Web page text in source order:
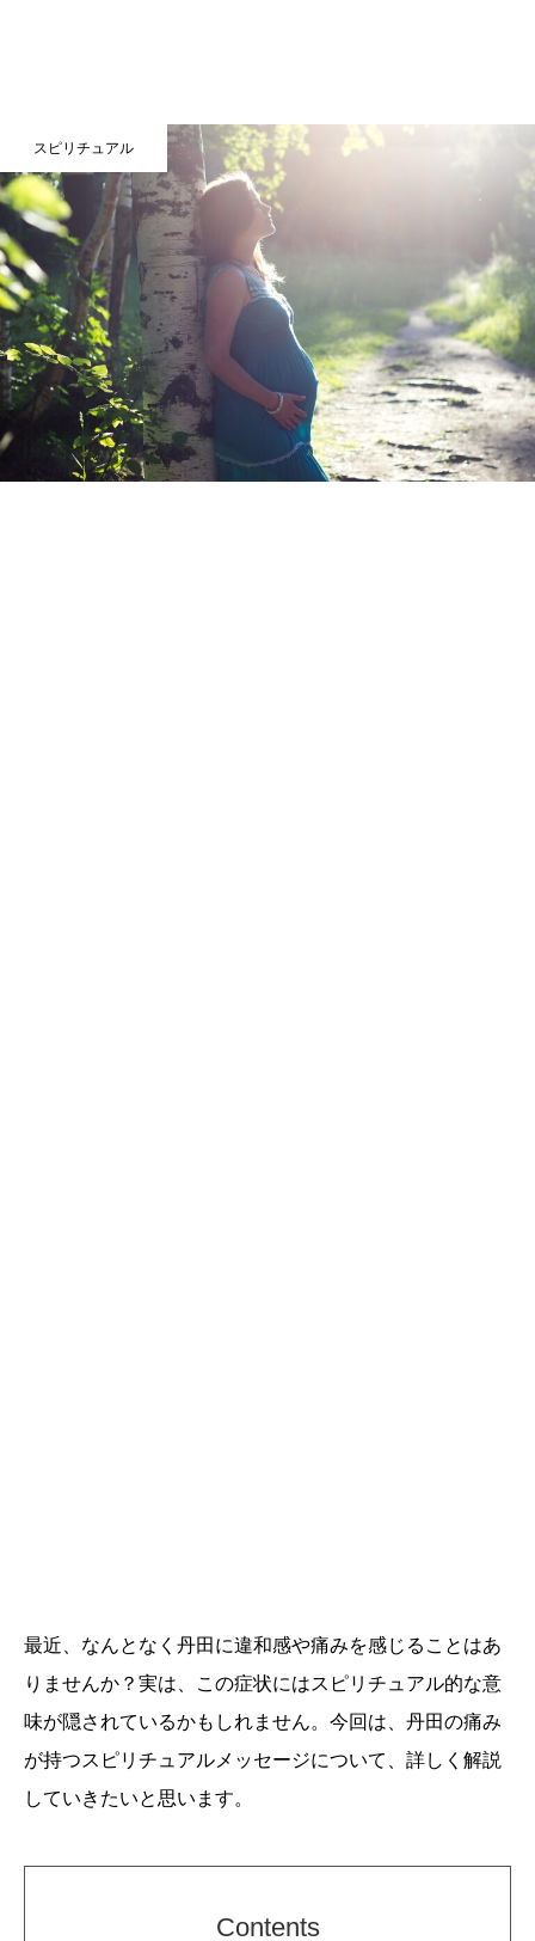
スピリチュアル
最近、なんとなく丹田に違和感や痛みを感じることはあ
りませんか？実は、この症状にはスピリチュアル的な意
味が隠されているかもしれません。今回は、丹田の痛み
が持つスピリチュアルメッセージについて、詳しく解説
していきたいと思います。
Contents